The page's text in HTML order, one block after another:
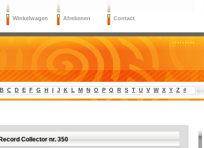
Winkelwagen Afrekenen Contact
B C D E F G H I J K L M N O P Q R S T U V W X Y Z #
Collector nr. 350